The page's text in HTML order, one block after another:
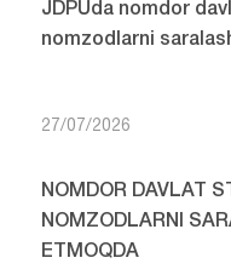
JDPUda nomdor
nomzodlarni
27/07/2026
NOMDOR DAVLAT
NOMZODLARNI
ETMOQDA